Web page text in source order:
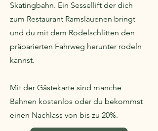
Skatingbahn. Ein Sessellift der dich
zum Restaurant Ramslauenen bringt
und du mit dem Rodelschlitten den
präparierten Fahrweg herunter rodeln
kannst.
Mit der Gästekarte sind manche
Bahnen kostenlos oder du bekommst
einen Nachlass von bis zu 20%.